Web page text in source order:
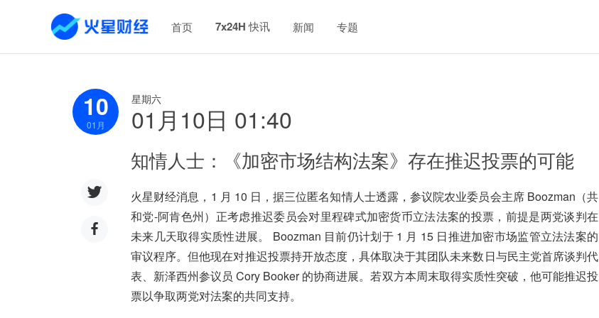
首页 7x24H 快讯 新闻 专题
10
01 月
星期六
01月10日 01:40
知情人士：《加密市场结构法案》存在推迟投票的可能
火星财经消息，1 月 10 日，据三位匿名知情人士透露，参议院农业委员会主席 Boozman（共
和党-阿肯色州）正考虑推迟委员会对里程碑式加密货币立法法案的投票，前提是两党谈判在
未来几天取得实质性进展。 Boozman 目前仍计划于 1 月 15 日推进加密市场监管立法法案的
审议程序。但他现在对推迟投票持开放态度，具体取决于其团队未来数日与民主党首席谈判代
表、新泽西州参议员 Cory Booker 的协商进展。若双方本周末取得实质性突破，他可能推迟投
票以争取两党对法案的共同支持。